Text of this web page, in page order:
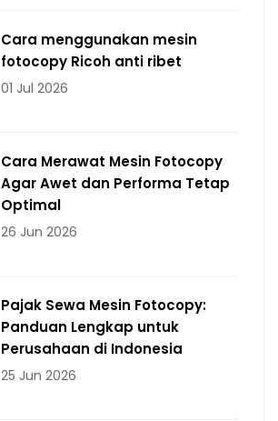
Cara menggunakan mesin
fotocopy Ricoh anti ribet
01 Jul 2026
Cara Merawat Mesin Fotocopy
Agar Awet dan Performa Tetap
Optimal
26 Jun 2026
Pajak Sewa Mesin Fotocopy:
Panduan Lengkap untuk
Perusahaan di Indonesia
25 Jun 2026